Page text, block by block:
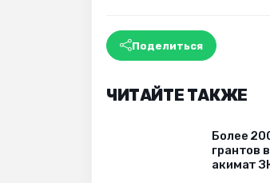
Поделиться
ЧИТАЙТЕ ТАКЖЕ
Более
грантов
акимат